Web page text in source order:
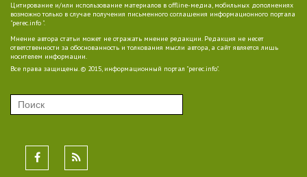
Цитирование и/или использование материалов в offline-медиа, мобильных дополнениях
возможно только в случае получения письменного соглашения информационного портала
"perec.info ".
Мнение автора статьи может не отражать мнение редакции. Редакция не несет
ответственности за обоснованность и толкования мысли автора, а сайт является лишь
носителем информации.
Все права защищены. © 2015, информационный портал "perec.info".